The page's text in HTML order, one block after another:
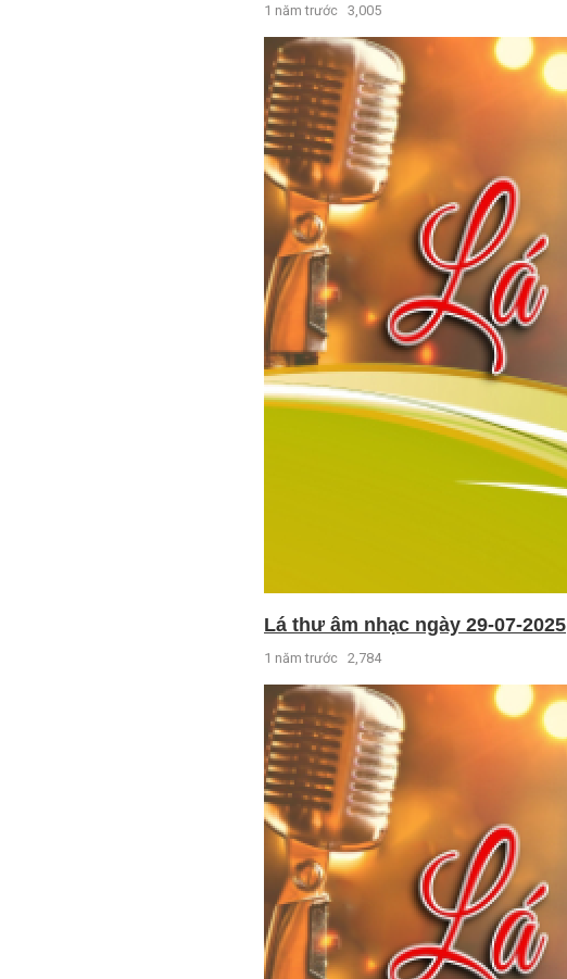
1 năm trước 3,005
Lá thư âm nhạc ngày 29-07-2025
1 năm trước 2,784